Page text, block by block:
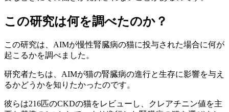
この研究は何を調べたのか？
この研究は、AIMが慢性腎臓病の猫に投与された場合に何が
起こるかを調べました。
研究者たちは、AIMが猫の腎臓病の進行と生存に影響を与え
るかどうかを知りたかったのです。
彼らは216匹のCKDの猫をレビューし、クレアチニン値を主